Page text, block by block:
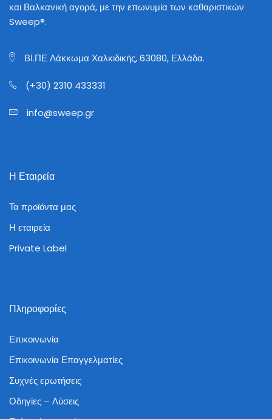
και Βαλκανική αγορά, με την επωνυμία των καθαριστικών
Sweep®.
ΒΙ.ΠΕ Λάκκωμα Χαλκιδικής, 63080, Ελλάδα.
(+30) 2310 433331
info@sweep.gr
Η Εταιρεία
Τα προϊόντα μας
Η εταιρεία
Private Label
Πληροφορίες
Επικοινωνία
Επικοινωνία Επαγγελματίες
Συχνές ερωτήσεις
Οδηγίες – Λύσεις